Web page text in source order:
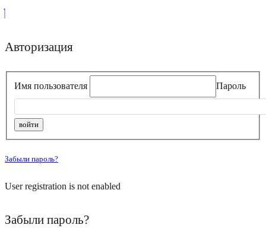
Авторизация
Имя пользователя Пароль
Забыли пароль?
User registration is not enabled
Забыли пароль?